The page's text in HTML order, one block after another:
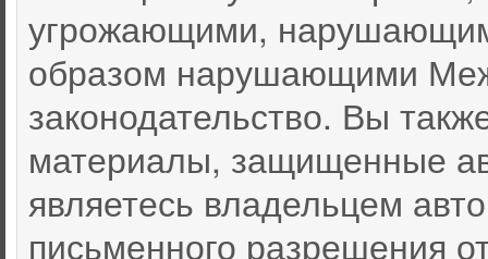
угрожающими,
образом нарушающими
законодательство. Вы
материалы, защищенные
являетесь владельцем
письменного разрешения